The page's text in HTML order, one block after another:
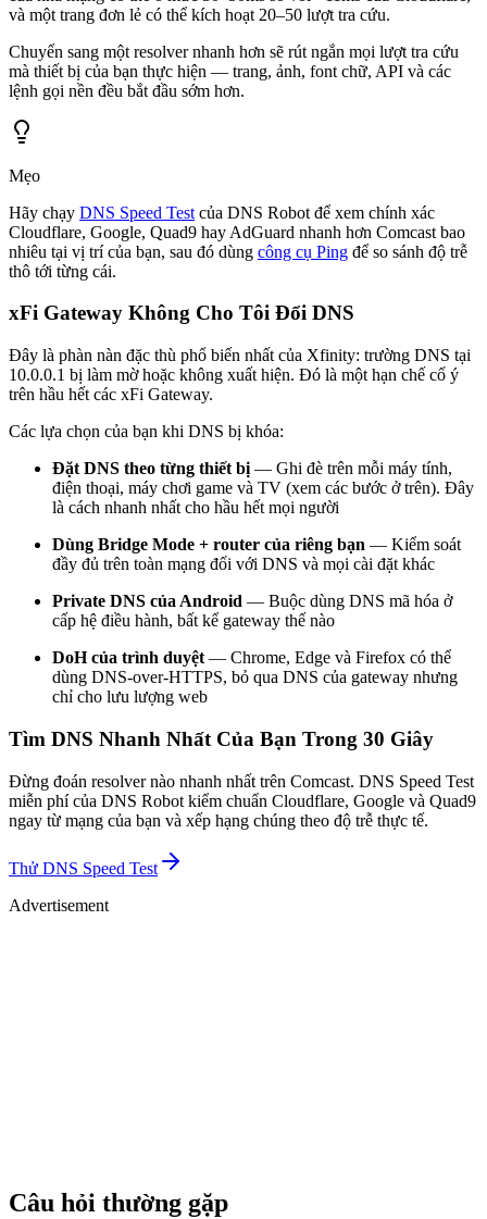
và một trang đơn lẻ có thể kích hoạt 20–50 lượt tra cứu.
Chuyển sang một resolver nhanh hơn sẽ rút ngắn mọi lượt tra cứu
mà thiết bị của bạn thực hiện — trang, ảnh, font chữ, API và các
lệnh gọi nền đều bắt đầu sớm hơn.
Mẹo
Hãy chạy DNS Speed Test của DNS Robot để xem chính xác
Cloudflare, Google, Quad9 hay AdGuard nhanh hơn Comcast bao
nhiêu tại vị trí của bạn, sau đó dùng công cụ Ping để so sánh độ trễ
thô tới từng cái.
xFi Gateway Không Cho Tôi Đổi DNS
Đây là phàn nàn đặc thù phổ biến nhất của Xfinity: trường DNS tại
10.0.0.1 bị làm mờ hoặc không xuất hiện. Đó là một hạn chế cố ý
trên hầu hết các xFi Gateway.
Các lựa chọn của bạn khi DNS bị khóa:
Đặt DNS theo từng thiết bị — Ghi đè trên mỗi máy tính,
điện thoại, máy chơi game và TV (xem các bước ở trên). Đây
là cách nhanh nhất cho hầu hết mọi người
Dùng Bridge Mode + router của riêng bạn — Kiểm soát
đầy đủ trên toàn mạng đối với DNS và mọi cài đặt khác
Private DNS của Android — Buộc dùng DNS mã hóa ở
cấp hệ điều hành, bất kể gateway thế nào
DoH của trình duyệt — Chrome, Edge và Firefox có thể
dùng DNS-over-HTTPS, bỏ qua DNS của gateway nhưng
chỉ cho lưu lượng web
Tìm DNS Nhanh Nhất Của Bạn Trong 30 Giây
Đừng đoán resolver nào nhanh nhất trên Comcast. DNS Speed Test
miễn phí của DNS Robot kiểm chuẩn Cloudflare, Google và Quad9
ngay từ mạng của bạn và xếp hạng chúng theo độ trễ thực tế.
Thử DNS Speed Test
Advertisement
Câu hỏi thường gặp